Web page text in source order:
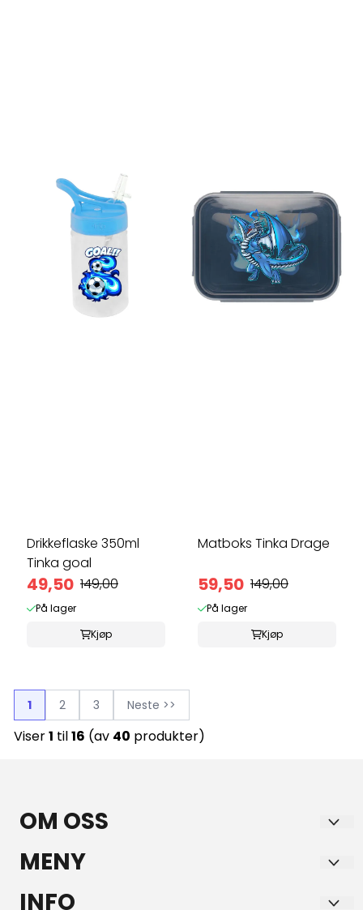
Drikkeflaske 350ml
Tinka goal
49,50 149,00
På lager
Kjøp
Matboks Tinka Drage
59,50 149,00
På lager
Kjøp
1 2 3 Neste >>
Viser1 til16 (av 40 produkter)
OM OSS
GULE AS
MENY
Frakt
INFO